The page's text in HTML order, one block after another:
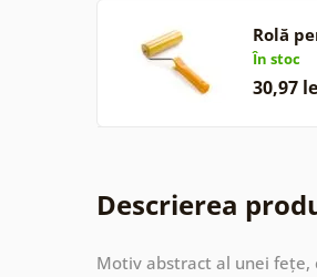
Rolă
În stoc
30,97
Descrierea
Motiv abstract al unei fețe,